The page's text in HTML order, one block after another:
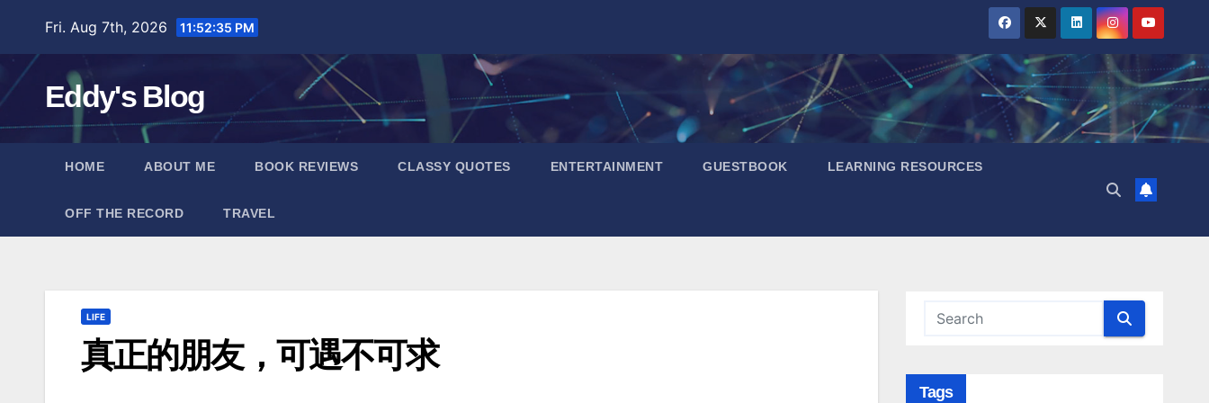
content
Fri. Aug 7th, 2026 11:52:36 PM
Eddy's Blog
HOME ABOUT ME BOOK REVIEWS CLASSY QUOTES ENTERTAINMENT GUESTBOOK LEARNING RESOURCES
OFF THE RECORD TRAVEL
LIFE
真正的朋友，可遇不可求
Tags